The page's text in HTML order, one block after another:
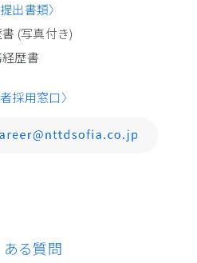
出書類〉
(写真付き)
歴書
採用窓口〉
ある質問